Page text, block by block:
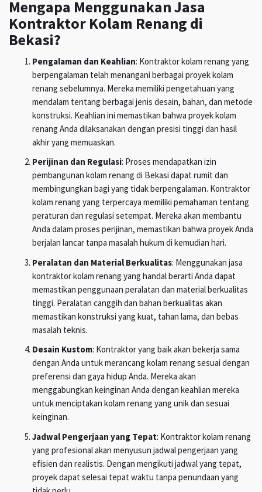
Mengapa Menggunakan Jasa
Kontraktor Kolam Renang di
Bekasi?
Pengalaman dan Keahlian: Kontraktor kolam renang yang
berpengalaman telah menangani berbagai proyek kolam
renang sebelumnya. Mereka memiliki pengetahuan yang
mendalam tentang berbagai jenis desain, bahan, dan metode
konstruksi. Keahlian ini memastikan bahwa proyek kolam
renang Anda dilaksanakan dengan presisi tinggi dan hasil
akhir yang memuaskan.
Perijinan dan Regulasi: Proses mendapatkan izin
pembangunan kolam renang di Bekasi dapat rumit dan
membingungkan bagi yang tidak berpengalaman. Kontraktor
kolam renang yang terpercaya memiliki pemahaman tentang
peraturan dan regulasi setempat. Mereka akan membantu
Anda dalam proses perijinan, memastikan bahwa proyek Anda
berjalan lancar tanpa masalah hukum di kemudian hari.
Peralatan dan Material Berkualitas: Menggunakan jasa
kontraktor kolam renang yang handal berarti Anda dapat
memastikan penggunaan peralatan dan material berkualitas
tinggi. Peralatan canggih dan bahan berkualitas akan
memastikan konstruksi yang kuat, tahan lama, dan bebas
masalah teknis.
Desain Kustom: Kontraktor yang baik akan bekerja sama
dengan Anda untuk merancang kolam renang sesuai dengan
preferensi dan gaya hidup Anda. Mereka akan
menggabungkan keinginan Anda dengan keahlian mereka
untuk menciptakan kolam renang yang unik dan sesuai
keinginan.
Jadwal Pengerjaan yang Tepat: Kontraktor kolam renang
yang profesional akan menyusun jadwal pengerjaan yang
efisien dan realistis. Dengan mengikuti jadwal yang tepat,
proyek dapat selesai tepat waktu tanpa penundaan yang